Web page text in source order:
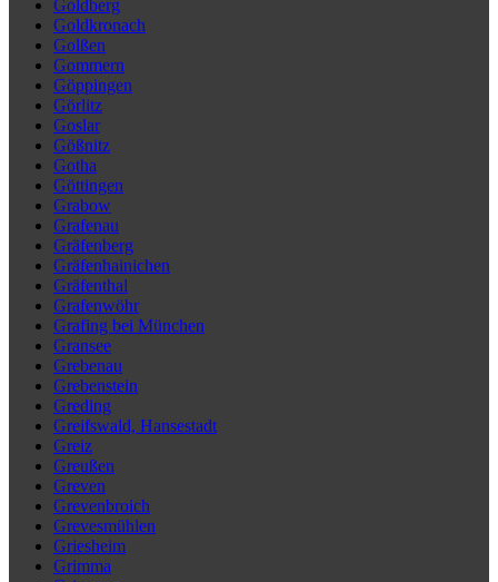
Goldberg
Goldkronach
Golßen
Gommern
Göppingen
Görlitz
Goslar
Gößnitz
Gotha
Göttingen
Grabow
Grafenau
Gräfenberg
Gräfenhainichen
Gräfenthal
Grafenwöhr
Grafing bei München
Gransee
Grebenau
Grebenstein
Greding
Greifswald, Hansestadt
Greiz
Greußen
Greven
Grevenbroich
Grevesmühlen
Griesheim
Grimma